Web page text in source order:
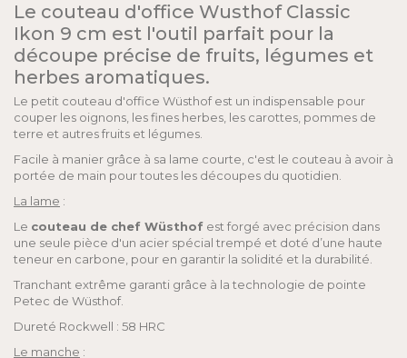
Le couteau d'office Wusthof Classic
Ikon 9 cm est l'outil parfait pour la
découpe précise de fruits, légumes et
herbes aromatiques.
Le petit couteau d'office Wüsthof est un indispensable pour
couper les oignons, les fines herbes, les carottes, pommes de
terre et autres fruits et légumes.
Facile à manier grâce à sa lame courte, c'est le couteau à avoir à
portée de main pour toutes les découpes du quotidien.
La lame :
Le couteau de chef Wüsthof est forgé avec précision dans
une seule pièce d'un acier spécial trempé et doté d’une haute
teneur en carbone, pour en garantir la solidité et la durabilité.
Tranchant extrême garanti grâce à la technologie de pointe
Petec de Wüsthof.
Dureté Rockwell : 58 HRC
Le manche :